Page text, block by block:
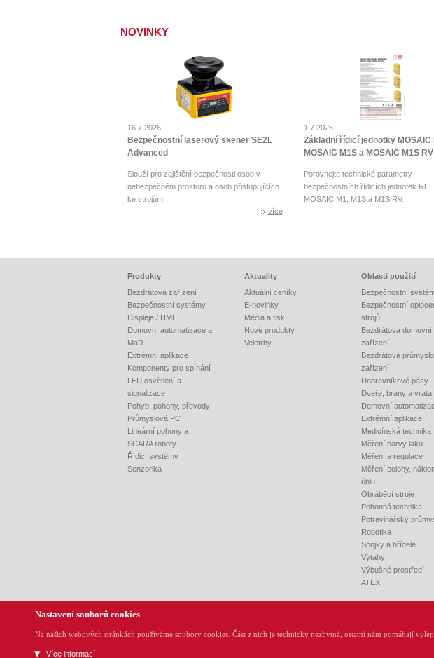
NOVINKY
16.7.2026
Bezpečnostní laserový skener SE2L
Advanced
Slouží pro zajištění bezpečnosti osob v
nebezpečném prostoru a osob přistupujících
ke strojům.
více
1.7.2026
Základní řídicí jednotky MOSAIC
MOSAIC M1S a MOSAIC M1S RV
Porovnejte technické parametry
bezpečnostních řídicích jednotek
MOSAIC M1, M1S a M1S RV.
Produkty
Bezdrátová zařízení
Bezpečnostní systémy
Displeje / HMI
Domovní automatizace a
MaR
Extrémní aplikace
Komponenty pro spínání
LED osvětlení a
signalizace
Pohyb, pohony, převody
Průmyslová PC
Lineární pohony a
SCARA roboty
Řídicí systémy
Senzorika
Aktuality
Aktuální ceníky
E-novinky
Média a tisk
Nové produkty
Veletrhy
Oblasti použití
Bezpečnostní
Bezpečnostní
strojů
Bezdrátová domovní
zařízení
Bezdrátová
zařízení
Dopravníkové pásy
Dveře, brány a vrata
Domovní
Extrémní aplikace
Medicínská technika
Měření barvy laku
Měření a regulace
Měření polohy,
úhlu
Obráběcí stroje
Pohonná technika
Potravinářský
Robotika
Spojky a hřídele
Výtahy
Výbušné prostředí –
ATEX
REM-Technik s.r.o., Klíny 35, CZ-615 00 Brno, Tel.: +420 548 140 000, E-mail:
Nastavení souborů cookies
Na našich webových stránkách používáme soubory cookies. Část z nich je technicky nezbytná, ostatní nám pomáhají
Více informací